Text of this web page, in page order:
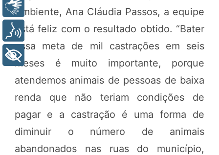
Ambiente, Ana Cláudia Passos, a equipe
está feliz com o resultado obtido. “Bater
essa meta de mil castrações em seis
meses é muito importante, porque
atendemos animais de pessoas de baixa
renda que não teriam condições de
pagar e a castração é uma forma de
diminuir o número de animais
abandonados nas ruas do município,
Libras
Voz